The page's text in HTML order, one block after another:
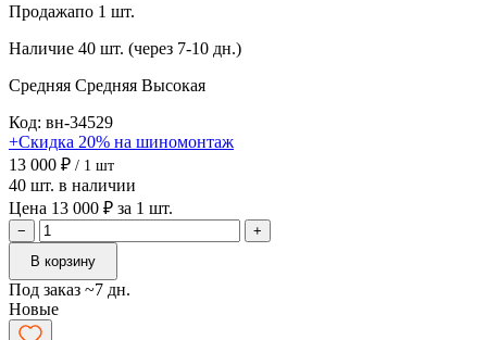
Продажапо 1 шт.
Наличие 40 шт. (через 7-10 дн.)
Средняя Средняя Высокая
Код: вн-34529
+Скидка 20% на шиномонтаж
13 000 ₽ / 1 шт
40 шт. в наличии
Цена 13 000 ₽ за 1 шт.
−
+
В корзину
Под заказ ~7 дн.
Новые